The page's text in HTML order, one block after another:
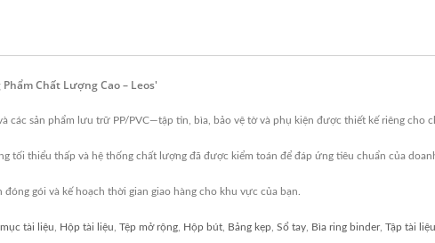
Chất Lượng Cao – Leos'
các sản phẩm lưu trữ PP/PVC—tập tin, bìa, bảo vệ tờ và phụ kiện được thiết kế riêng cho
tối thiểu thấp và hệ thống chất lượng đã được kiểm toán để đáp ứng tiêu chuẩn của
gói và kế hoạch thời gian giao hàng cho khu vực của bạn.
tài liệu Hộp tài liệu Tệp mở rộng Hộp bút Bảng kẹp Sổ tay Bìa ring binder, Tập tài